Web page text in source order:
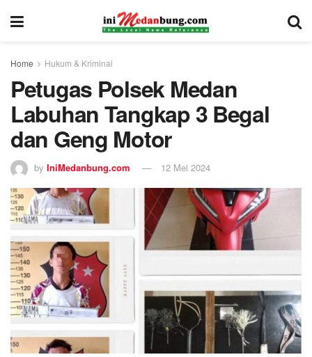
Home Hukum & Kriminal
Petugas Polsek Medan
Labuhan Tangkap 3 Begal
dan Geng Motor
by IniMedanbung.com 12 Mei 2024